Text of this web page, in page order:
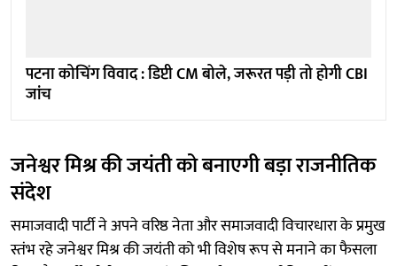
पटना कोचिंग विवाद : डिप्टी CM बोले, जरूरत पड़ी तो होगी CBI
जांच
जनेश्वर मिश्र की जयंती को बनाएगी बड़ा राजनीतिक
संदेश
समाजवादी पार्टी ने अपने वरिष्ठ नेता और समाजवादी विचारधारा के प्रमुख
स्तंभ रहे जनेश्वर मिश्र की जयंती को भी विशेष रूप से मनाने का फैसला